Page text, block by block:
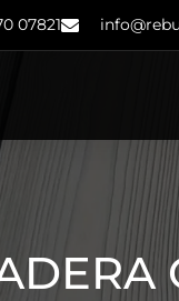
07821